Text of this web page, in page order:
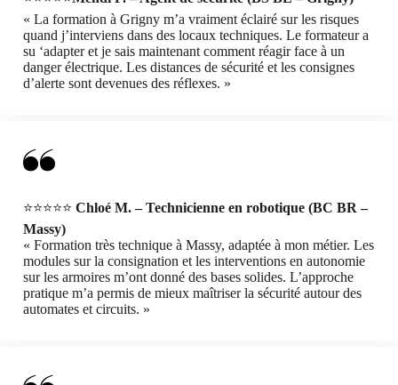
« La formation à Grigny m’a vraiment éclairé sur les risques
quand j’interviens dans des locaux techniques. Le formateur a
su ‘adapter et je sais maintenant comment réagir face à un
danger électrique. Les distances de sécurité et les consignes
d’alerte sont devenues des réflexes. »
⭐⭐⭐⭐⭐ Chloé M. – Technicienne en robotique (BC BR –
Massy)
« Formation très technique à Massy, adaptée à mon métier. Les
modules sur la consignation et les interventions en autonomie
sur les armoires m’ont donné des bases solides. L’approche
pratique m’a permis de mieux maîtriser la sécurité autour des
automates et circuits. »